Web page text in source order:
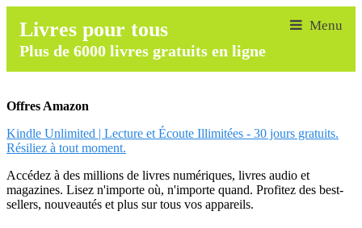
Livres pour tous
Plus de 6000 livres gratuits en ligne
Offres Amazon
Kindle Unlimited | Lecture et Écoute Illimitées - 30 jours gratuits.
Résiliez à tout moment.
Accédez à des millions de livres numériques, livres audio et
magazines. Lisez n'importe où, n'importe quand. Profitez des best-
sellers, nouveautés et plus sur tous vos appareils.